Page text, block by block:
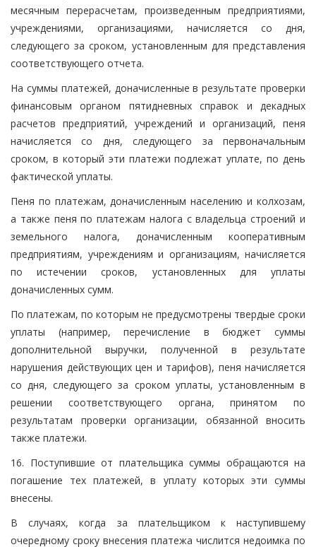
месячным перерасчетам, произведенным предприятиями,
учреждениями, организациями, начисляется со дня,
следующего за сроком, установленным для представления
соответствующего отчета.
На суммы платежей, доначисленные в результате проверки
финансовым органом пятидневных справок и декадных
расчетов предприятий, учреждений и организаций, пеня
начисляется со дня, следующего за первоначальным
сроком, в который эти платежи подлежат уплате, по день
фактической уплаты.
Пеня по платежам, доначисленным населению и колхозам,
а также пеня по платежам налога с владельца строений и
земельного налога, доначисленным кооперативным
предприятиям, учреждениям и организациям, начисляется
по истечении сроков, установленных для уплаты
доначисленных сумм.
По платежам, по которым не предусмотрены твердые сроки
уплаты (например, перечисление в бюджет суммы
дополнительной выручки, полученной в результате
нарушения действующих цен и тарифов), пеня начисляется
со дня, следующего за сроком уплаты, установленным в
решении соответствующего органа, принятом по
результатам проверки организации, обязанной вносить
также платежи.
16. Поступившие от плательщика суммы обращаются на
погашение тех платежей, в уплату которых эти суммы
внесены.
В случаях, когда за плательщиком к наступившему
очередному сроку внесения платежа числится недоимка по